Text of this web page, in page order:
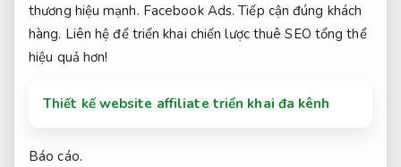
thương hiệu mạnh. Facebook Ads. Tiếp cận đúng khách
hàng. Liên hệ để triển khai chiến lược thuê SEO tổng thể
hiệu quả hơn!
Thiết kế website affiliate triển khai đa kênh
Báo cáo.